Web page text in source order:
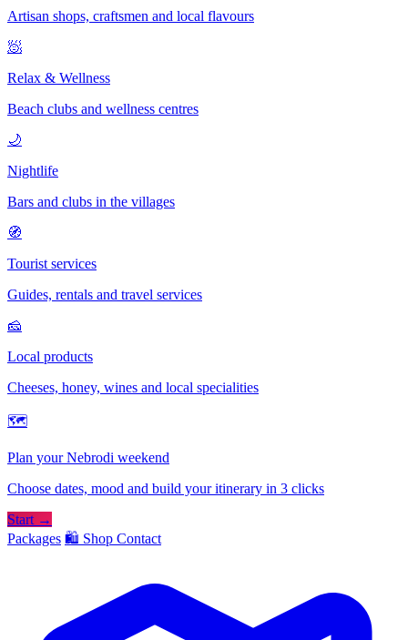
Artisan shops, craftsmen and local flavours
🧖
Relax & Wellness
Beach clubs and wellness centres
🌙
Nightlife
Bars and clubs in the villages
🧭
Tourist services
Guides, rentals and travel services
🧀
Local products
Cheeses, honey, wines and local specialities
🗺
Plan your Nebrodi weekend
Choose dates, mood and build your itinerary in 3 clicks
Start →
Packages 🛍️ Shop Contact